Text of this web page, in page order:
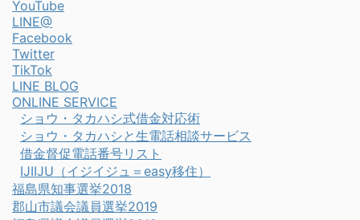
YouTube
LINE@
Facebook
Twitter
TikTok
LINE BLOG
ONLINE SERVICE
ショウ・タカハシ式借金対応術
ショウ・タカハシと生電話相談サービス
借金督促電話番号リスト
IJIIJU（イジイジュ＝easy移住）
福島県知事選挙2018
郡山市議会議員選挙2019